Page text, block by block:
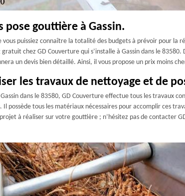
pose gouttière à Gassin.
vous puissiez connaître la totalité des budgets à prévoir pour la
gratuit chez GD Couverture qui s’installe à Gassin dans le
un devis bien détaillé. Ainsi, il vous propose un prix moins
les travaux de nettoyage et de
dans le 83580, GD Couverture effectue tous les travaux
Il possède tous les matériaux nécessaires pour accomplir ces
à réaliser sur votre gouttière ; n’hésitez pas de contacter